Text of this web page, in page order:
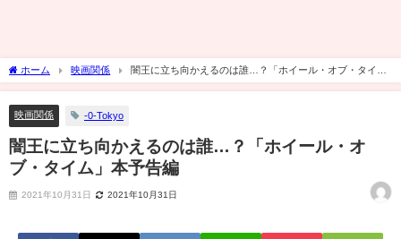
ホーム 映画関係
闇王に立ち向かえるのは誰…？「ホイール・オブ・タイ
ム」本予告編
映画関係 -0-Tokyo
闇王に立ち向かえるのは誰…？「ホイール・オ
ブ・タイム」本予告編
2021年10月31日 2021年10月31日